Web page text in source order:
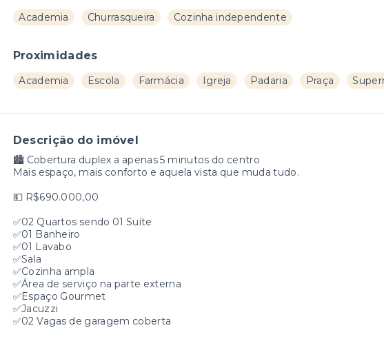
Academia Churrasqueira Cozinha independente
Proximidades
Academia Escola Farmácia Igreja Padaria Praça
Descrição do imóvel
🏙️ Cobertura duplex a apenas 5 minutos do centro
Mais espaço, mais conforto e aquela vista que muda tudo.
💵 R$690.000,00
✅02 Quartos sendo 01 Suíte
✅01 Banheiro
✅01 Lavabo
✅Sala
✅Cozinha ampla
✅Área de serviço na parte externa
✅Espaço Gourmet
✅Jacuzzi
✅02 Vagas de garagem coberta